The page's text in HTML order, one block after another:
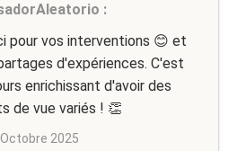
:
pour vos interventions 😊 et
d'expériences. C'est
enrichissant d'avoir des
de vue variés ! 👏
Octobre 2025